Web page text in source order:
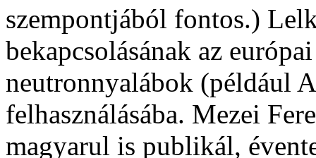
szempontjából fontos.)
bekapcsolásának az
neutronnyalábok (például
felhasználásába. Mezei
magyarul is publikál,